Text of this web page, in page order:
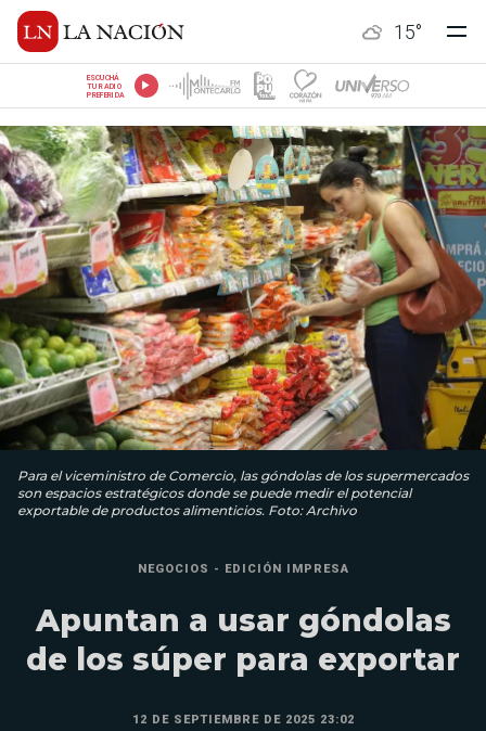
15°
ESCUCHÁ
TU RADIO
PREFERIDA
Para el viceministro de Comercio, las góndolas de los supermercados
son espacios estratégicos donde se puede medir el potencial
exportable de productos alimenticios. Foto: Archivo
NEGOCIOS - EDICIÓN IMPRESA
Apuntan a usar góndolas
de los súper para exportar
12 DE SEPTIEMBRE DE 2025 23:02